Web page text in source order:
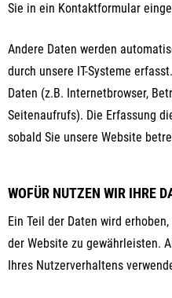
Sie in ein Kontaktformular
Andere Daten werden
durch unsere IT-Systeme
Daten (z.B. Internetbrowser,
Seitenaufrufs). Die Erfassung
sobald Sie unsere Website
WOFÜR NUTZEN WIR IHRE
Ein Teil der Daten wird
der Website zu gewährleisten.
Ihres Nutzerverhaltens